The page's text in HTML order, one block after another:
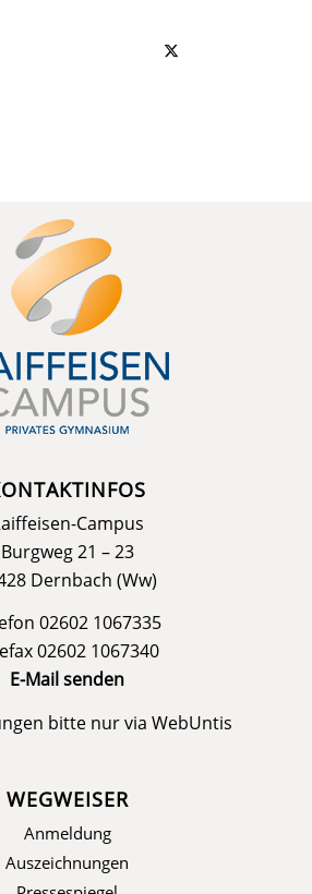
Campus
Burgweg 21 – 23
Dernbach (Ww)
02602 1067335
02602 1067340
E-Mail senden
bitte nur viaWebUntis
WEGWEISER
Anmeldung
Auszeichnungen